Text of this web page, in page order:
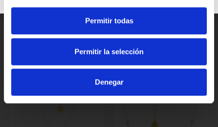
Permitir todas
Permitir la selección
Denegar
Collar Oro 18K Signo
Escorpio con Circonitas
Ref: 1840010190
Collar Oro 18K Signo Virgo
Ref: 1840010188